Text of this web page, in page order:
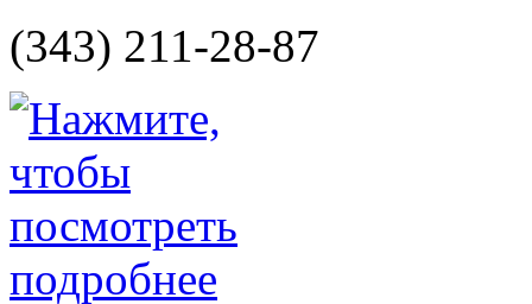
(343) 211-28-87